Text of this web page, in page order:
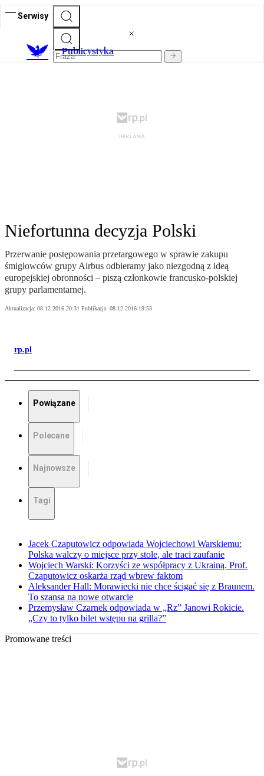
Serwisy
Publicystyka
Niefortunna decyzja Polski
Przerwanie postępowania przetargowego w sprawie zakupu
śmigłowców grupy Airbus odbieramy jako niezgodną z ideą
europejskiej obronności – piszą członkowie francusko-polskiej
grupy parlamentarnej.
Aktualizacja: 08.12.2016 20:31 Publikacja: 08.12.2016 19:53
rp.pl
Powiązane
Polecane
Najnowsze
Tagi
Jacek Czaputowicz odpowiada Wojciechowi Warskiemu:
Polska walczy o miejsce przy stole, ale traci zaufanie
Wojciech Warski: Korzyści ze współpracy z Ukrainą. Prof.
Czaputowicz oskarża rząd wbrew faktom
Aleksander Hall: Morawiecki nie chce ścigać się z Braunem.
To szansa na nowe otwarcie
Przemysław Czarnek odpowiada w „Rz” Janowi Rokicie.
„Czy to tylko bilet wstępu na grilla?”
Promowane treści